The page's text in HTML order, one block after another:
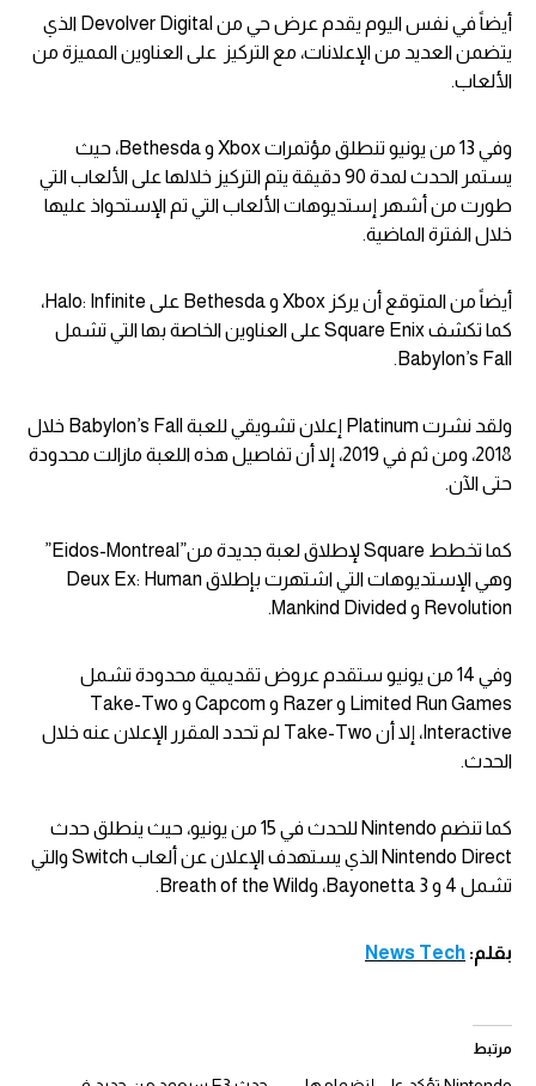
أيضاً في نفس اليوم يقدم عرض حي من Devolver Digital الذي
يتضمن العديد من الإعلانات، مع التركيز على العناوين المميزة من
الألعاب.
وفي 13 من يونيو تنطلق مؤتمرات Xbox و Bethesda، حيث
يستمر الحدث لمدة 90 دقيقة يتم التركيز خلالها على الألعاب التي
طورت من أشهر إستديوهات الألعاب التي تم الإستحواذ عليها
خلال الفترة الماضية.
أيضاً من المتوقع أن يركز Xbox و Bethesda على Halo: Infinite،
كما تكشف Square Enix على العناوين الخاصة بها التي تشمل
Babylon’s Fall.
ولقد نشرت Platinum إعلان تشويقي للعبة Babylon’s Fall خلال
2018، ومن ثم في 2019، إلا أن تفاصيل هذه اللعبة مازالت محدودة
حتى الآن.
كما تخطط Square لإطلاق لعبة جديدة من”Eidos-Montreal”
وهي الإستديوهات التي اشتهرت بإطلاق Deux Ex: Human
Revolution و Mankind Divided.
وفي 14 من يونيو ستقدم عروض تقديمية محدودة تشمل
Limited Run Games و Razer و Capcom و Take-Two
Interactive، إلا أن Take-Two لم تحدد المقرر الإعلان عنه خلال
الحدث.
كما تنضم Nintendo للحدث في 15 من يونيو، حيث ينطلق حدث
Nintendo Direct الذي يستهدف الإعلان عن ألعاب Switch والتي
تشمل 4 و Bayonetta 3، وBreath of the Wild.
بقلم: News Tech
مرتبط